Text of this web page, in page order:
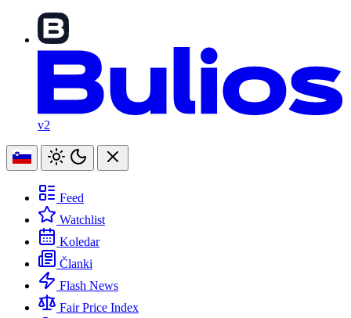
v2
Feed
Watchlist
Koledar
Članki
Flash News
Fair Price Index